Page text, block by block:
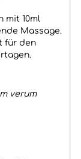
mit 10ml
Massage.
für den
verum